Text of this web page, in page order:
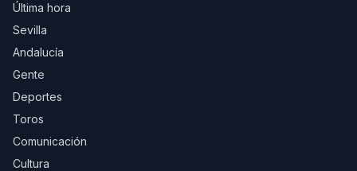
Última hora
Sevilla
Andalucía
Gente
Deportes
Toros
Comunicación
Cultura